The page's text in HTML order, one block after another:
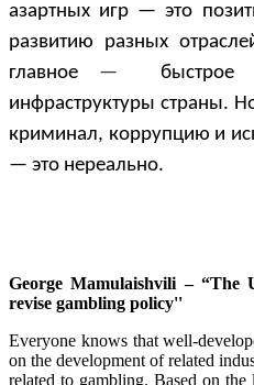
азартных игр — это
развитию разных
главное — быстрое
инфраструктуры страны.
криминал, коррупцию и
— это нереально.
George Mamulaishvili – “The
revise gambling policy''
Everyone knows that well-
on the development of related
related to gambling. Based on the